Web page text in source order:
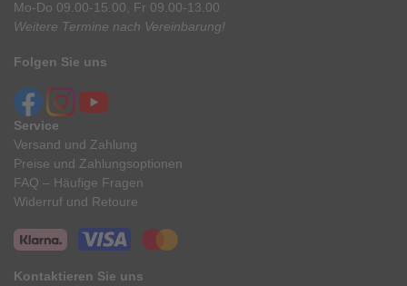
Mo-Do 09.00-15.00, Fr 09.00-13.00
Weitere Termine nach Vereinbarung!
Folgen Sie uns
Service
Versand und Zahlung
Preise und Zahlungsoptionen
FAQ – Häufige Fragen
Widerruf und Retoure
Kontaktieren Sie uns